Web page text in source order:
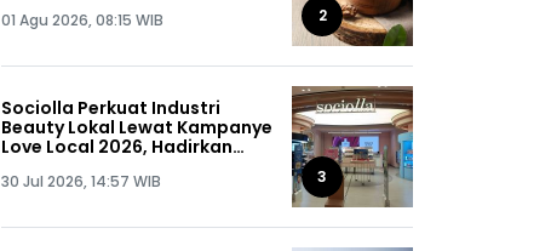
01 Agu 2026, 08:15 WIB 2
Sociolla Perkuat Industri
Beauty Lokal Lewat Kampanye
Love Local 2026, Hadirkan
30 Jul 2026, 14:57 WIB 3